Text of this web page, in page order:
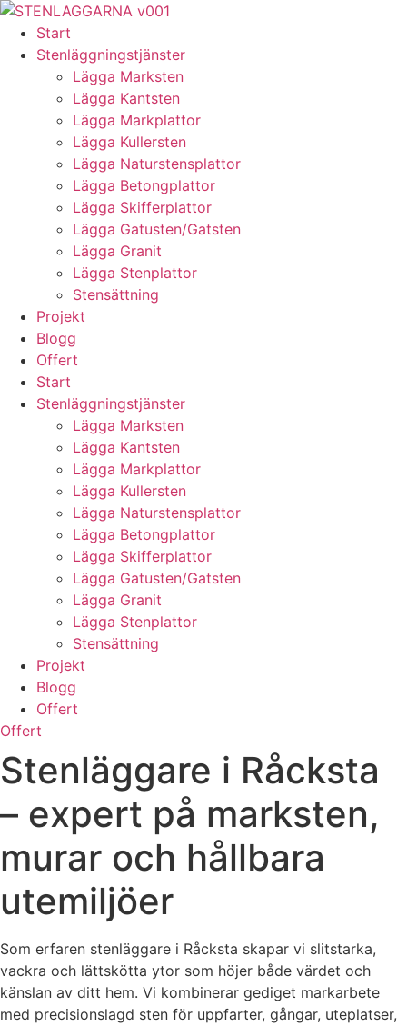
Skip
content
Start
Stenläggningstjänster
Lägga Marksten
Lägga Kantsten
Lägga Markplattor
Lägga Kullersten
Lägga Naturstensplattor
Lägga Betongplattor
Lägga Skifferplattor
Lägga Gatusten/Gatsten
Lägga Granit
Lägga Stenplattor
Stensättning
Projekt
Blogg
Offert
Start
Stenläggningstjänster
Lägga Marksten
Lägga Kantsten
Lägga Markplattor
Lägga Kullersten
Lägga Naturstensplattor
Lägga Betongplattor
Lägga Skifferplattor
Lägga Gatusten/Gatsten
Lägga Granit
Lägga Stenplattor
Stensättning
Projekt
Blogg
Offert
Offert
Stenläggare i Råcksta
– expert på marksten,
murar och hållbara
utemiljöer
Som erfaren stenläggare i Råcksta skapar vi slitstarka,
vackra och lättskötta ytor som höjer både värdet och
känslan av ditt hem. Vi kombinerar gediget markarbete
med precisionslagd sten för uppfarter, gångar, uteplatser,